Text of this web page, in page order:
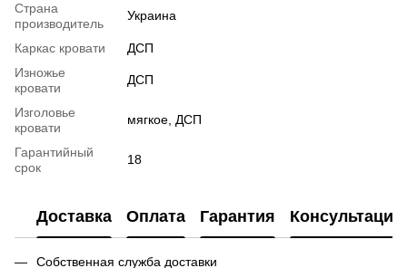
Страна
производитель
Украина
Каркас кровати
ДСП
Изножье
кровати
ДСП
Изголовье
кровати
мягкое, ДСП
Гарантийный
срок
18
Доставка Оплата Гарантия Консультация
Собственная служба доставки